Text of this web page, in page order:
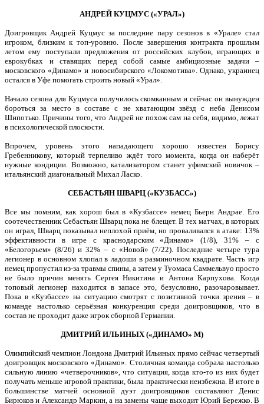
АНДРЕЙ КУЦМУС («УРАЛ»)
Доигровщик Андрей Куцмус за последние пару сезонов в «Урале» стал
игроком, близким к топ-уровню. После завершения контракта прошлым
летом ему поступали предложения от российских клубов, играющих в
еврокубках и ставящих перед собой самые амбициозные задачи –
московского «Динамо» и новосибирского «Локомотива». Однако, украинец
остался в Уфе помогать строить новый «Урал».
Начало сезона для Куцмуса получилось скомканным и сейчас он вынужден
бороться за место в составе с не хватающим звёзд с неба Денисом
Шипотько. Причины того, что Андрей не похож сам на себя, видимо, лежат
в психологической плоскости.
Впрочем, уровень этого нападающего хорошо известен Борису
Гребенникову, который терпеливо ждёт того момента, когда он наберёт
нужные кондиции. Возможно, катализатором станет уфимский новичок –
итальянский диагональный Михал Ласко.
СЕБАСТЬЯН ШВАРЦ («КУЗБАСС»)
Все мы помним, как хорош был в «Кузбассе» немец Бьерн Андрае. Его
соотечественник Себастьян Шварц пока не блещет. В тех матчах, в которых
он играл, Шварц показывал неплохой приём, но проваливался в атаке: 13%
эффективности в игре с краснодарским «Динамо» (1/8), 31% – с
«Белогорьем» (8/26) и 32% – с «Новой» (7/22). Последние четыре тура
легионер в основном хлопал в ладоши в разминочном квадрате. Часть игр
немец пропустил из-за травмы спины, а затем у Туомаса Саммельвуо просто
не было причин менять Сергея Никитина и Антона Карпухова. Когда
топовый легионер находится в запасе это, безусловно, разочаровывает.
Пока в «Кузбассе» на ситуацию смотрят с позитивной точки зрения – в
команде настолько серьёзная конкуренция среди доигровщиков, что в
состав не проходит даже игрок сборной Германии.
ДМИТРИЙ ИЛЬИНЫХ («ДИНАМО» М)
Олимпийский чемпион Лондона Дмитрий Ильиных прямо сейчас четвертый
доигровщик московского «Динамо». Столичная команда собрала настолько
сильную линию «четверочников», что ситуация, когда кто-то из них будет
получать меньше игровой практики, была практически неизбежна. В итоге в
большинстве матчей основной дуэт доигровщиков составляют Денис
Бирюков и Александр Маркин, а на замены чаще выходит Юрий Бережко. В